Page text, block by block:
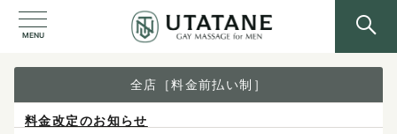
MENU
全店［料金前払い制］
X（旧Twitter）の表示不具合について